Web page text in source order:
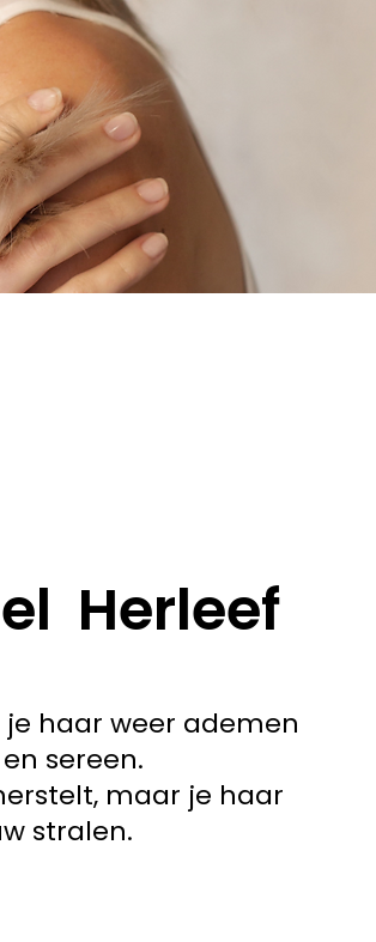
Herleef
haar weer ademen
sereen.
maar je haar
stralen.